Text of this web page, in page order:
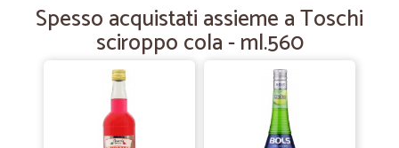
Spesso acquistati assieme a Toschi
sciroppo cola - ml.560